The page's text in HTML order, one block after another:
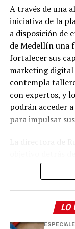
Comparte el artículo:
Me gusta esto:
Del 6 al 17 de
encuentro que
territorios y la
Por su parte,
agosto «El vuelo
A través de una
iniciativa de la
a disposición de
de Medellín una
fortalecer sus
marketing
contempla
con expertos, y
podrán acceder
para impulsar
necesita
le permitan
potencial. Por
personas que
a
LO